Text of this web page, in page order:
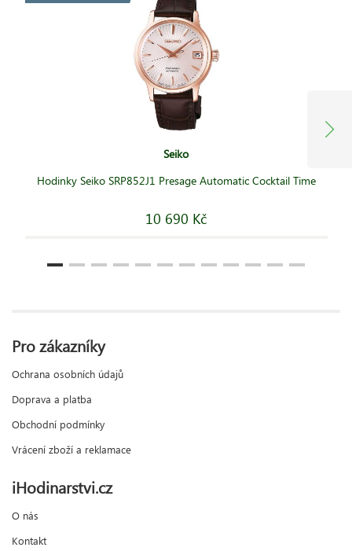
Seiko
Hodinky Seiko SRP852J1 Presage Automatic Cocktail Time
10 690 Kč
Pro zákazníky
Ochrana osobních údajů
Doprava a platba
Obchodní podmínky
Vrácení zboží a reklamace
iHodinarstvi.cz
O nás
Kontakt